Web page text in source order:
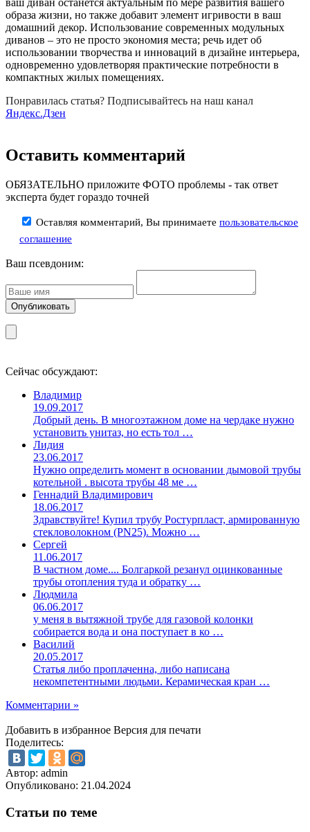
ваш диван останется актуальным по мере развития вашего
образа жизни, но также добавит элемент игривости в ваш
домашний декор. Использование современных модульных
диванов – это не просто экономия места; речь идет об
использовании творчества и инноваций в дизайне интерьера,
одновременно удовлетворяя практические потребности в
компактных жилых помещениях.
Понравилась статья? Подписывайтесь на наш канал
Яндекс.Дзен
Оставить комментарий
ОБЯЗАТЕЛЬНО приложите ФОТО проблемы - так ответ
эксперта будет гораздо точней
Оставляя комментарий, Вы принимаете пользовательское
соглашение
Ваш псевдоним:
Сейчас обсуждают:
Владимир
19.09.2017
Добрый день. В многоэтажном доме на чердаке нужно
установить унитаз, но есть тол …
Лидия
23.06.2017
Нужно определить момент в основании дымовой трубы
котельной . высота трубы 48 ме …
Геннадий Владимирович
18.06.2017
Здравствуйте! Купил трубу Ростурпласт, армированную
стекловолокном (PN25). Можно …
Сергей
11.06.2017
В частном доме.... Болгаркой резанул оцинкованные
трубы отопления туда и обратку …
Людмила
06.06.2017
у меня в вытяжной трубе для газовой колонки
собирается вода и она поступает в ко …
Василий
20.05.2017
Статья либо проплаченна, либо написана
некомпетентными людьми. Керамическая кран …
Комментарии »
Добавить в избранное Версия для печати
Поделитесь:
Автор: admin
Опубликовано: 21.04.2024
Статьи по теме